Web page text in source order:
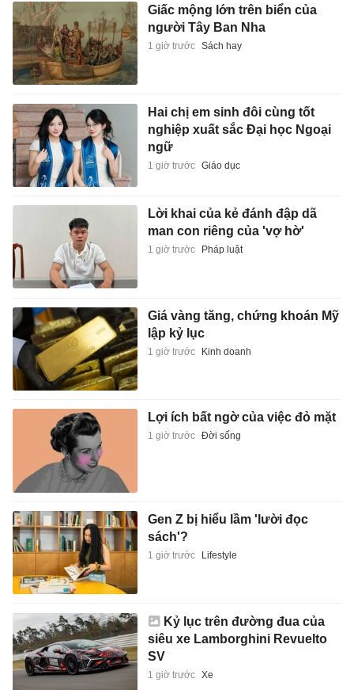
Giấc mộng lớn trên biển của
người Tây Ban Nha
1 giờ trước Sách hay
Hai chị em sinh đôi cùng tốt
nghiệp xuất sắc Đại học Ngoại
ngữ
1 giờ trước Giáo dục
Lời khai của kẻ đánh đập dã
man con riêng của 'vợ hờ'
1 giờ trước Pháp luật
Giá vàng tăng, chứng khoán Mỹ
lập kỷ lục
1 giờ trước Kinh doanh
Lợi ích bất ngờ của việc đỏ mặt
1 giờ trước Đời sống
Gen Z bị hiểu lầm 'lười đọc
sách'?
1 giờ trước Lifestyle
Kỷ lục trên đường đua của
siêu xe Lamborghini Revuelto
SV
1 giờ trước Xe